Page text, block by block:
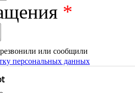
*
или сообщили
персональных данных